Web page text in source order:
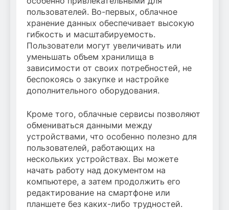
пользователей. Во-первых, облачное
хранение данных обеспечивает высокую
гибкость и масштабируемость.
Пользователи могут увеличивать или
уменьшать объем хранилища в
зависимости от своих потребностей, не
беспокоясь о закупке и настройке
дополнительного оборудования.
Кроме того, облачные сервисы позволяют
обмениваться данными между
устройствами, что особенно полезно для
пользователей, работающих на
нескольких устройствах. Вы можете
начать работу над документом на
компьютере, а затем продолжить его
редактирование на смартфоне или
планшете без каких-либо трудностей.